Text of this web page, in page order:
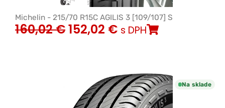
Michelin - 215/70 R15C AGILIS 3 [109/107] S
160,02€152,02 € s DPH
Na sklade